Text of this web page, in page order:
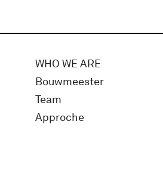
WHO WE ARE
Bouwmeester
Team
Approche